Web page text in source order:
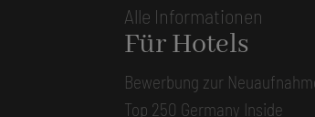
Alle Informationen
Für Hotels
Bewerbung zur
Top 250 Germany Inside